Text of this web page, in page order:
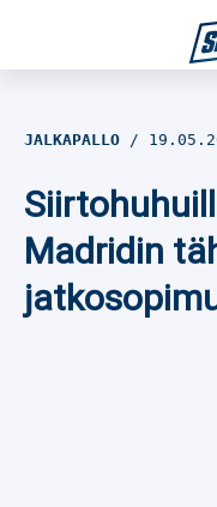
Jalkapallo
Yleisurheilu
JALKAPALLO
Madridin